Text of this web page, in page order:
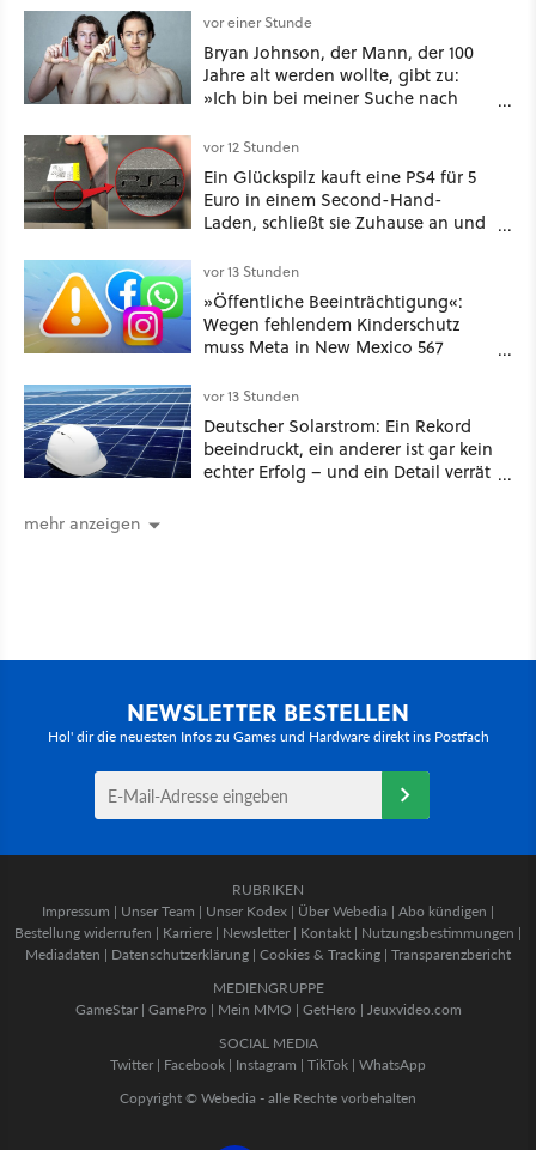
vor einer Stunde
Bryan Johnson, der Mann, der 100
Jahre alt werden wollte, gibt zu:
»Ich bin bei meiner Suche nach
vor 12 Stunden
Ein Glückspilz kauft eine PS4 für 5
Euro in einem Second-Hand-
Laden, schließt sie Zuhause an und
funktionierende PlayStation [Best of
GameStar]
vor 13 Stunden
»Öffentliche Beeinträchtigung«:
Wegen fehlendem Kinderschutz
muss Meta in New Mexico 567
vor 13 Stunden
Deutscher Solarstrom: Ein Rekord
beeindruckt, ein anderer ist gar kein
echter Erfolg – und ein Detail verrät
mehr anzeigen
NEWSLETTER BESTELLEN
Hol' dir die neuesten Infos zu Games und Hardware direkt ins Postfach
RUBRIKEN
Impressum | Unser Team | Unser Kodex | Über Webedia | Abo kündigen |
Bestellung widerrufen | Karriere | Newsletter | Kontakt | Nutzungsbestimmungen |
Mediadaten | Datenschutzerklärung | Cookies & Tracking | Transparenzbericht
MEDIENGRUPPE
GameStar| GamePro | Mein MMO | GetHero | Jeuxvideo.com
SOCIAL MEDIA
Twitter | Facebook | Instagram | TikTok | WhatsApp
Copyright © Webedia - alle Rechte vorbehalten